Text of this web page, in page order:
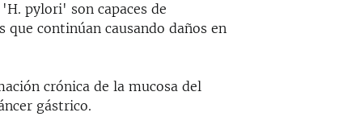
pylori' son capaces de
continúan causando daños en
crónica de la mucosa del
gástrico.